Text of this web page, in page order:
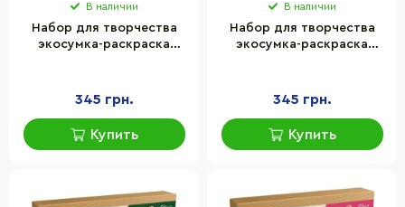
В наличии
Набор для творчества
экосумка-раскраска
345 грн.
Купить
В наличии
Набор для творчества
экосумка-раскраска
345 грн.
Купить